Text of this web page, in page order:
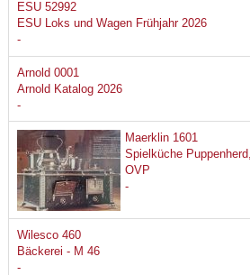
ESU 52992
ESU Loks und Wagen Frühjahr 2026
-
Arnold 0001
Arnold Katalog 2026
-
Maerklin 1601
Spielküche
OVP
-
Wilesco 460
Bäckerei - M 46
-